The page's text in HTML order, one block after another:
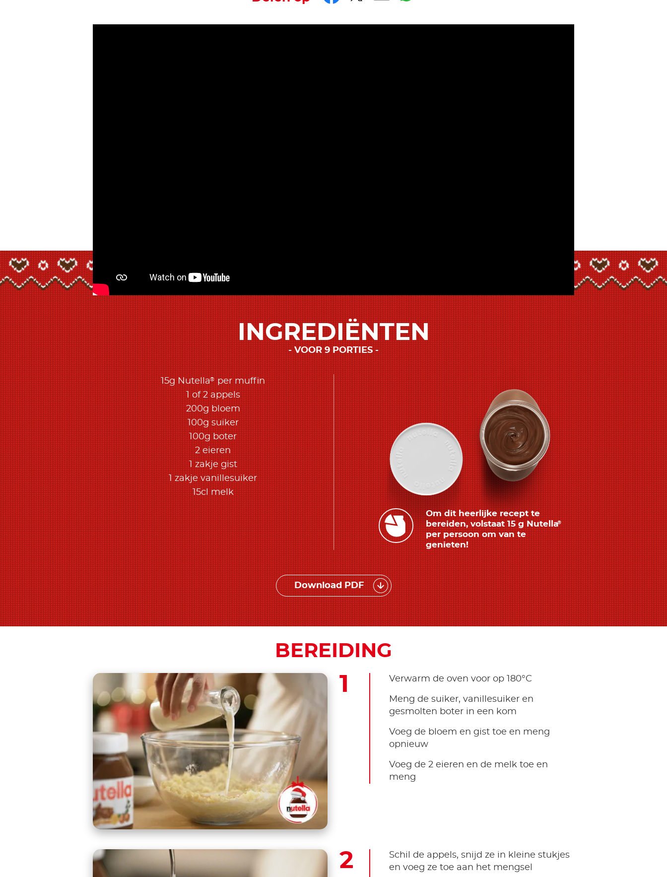
INGREDIËNTEN
VOOR 9 PORTIES
15g Nutella® per muffin
1 of 2 appels
200g bloem
100g suiker
100g boter
2 eieren
1 zakje gist
1 zakje vanillesuiker
15cl melk
Om dit heerlijke recept te
bereiden, volstaat 15 g Nutella®
per persoon om van te
genieten!
Download PDF
BEREIDING
Verwarm de oven voor op 180°C
Meng de suiker, vanillesuiker en
gesmolten boter in een kom
Voeg de bloem en gist toe en meng
opnieuw
Voeg de 2 eieren en de melk toe en
meng
Schil de appels, snijd ze in kleine stukjes
en voeg ze toe aan het mengsel